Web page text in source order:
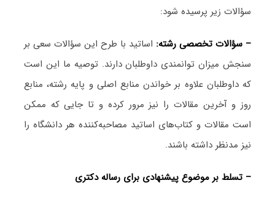
سؤالات زیر پرسیده شود:
– سؤالات تخصصی رشته: اساتید با طرح این سؤالات سعی بر
سنجش میزان توانمندی داوطلبان دارند. توصیه ما این است
که داوطلبان علاوه بر خواندن منابع اصلی و پایه رشته، منابع
روز و آخرین مقالات را نیز مرور کرده و تا جایی که ممکن
است مقالات و کتاب‌های اساتید مصاحبه‌کننده هر دانشگاه را
نیز مدنظر داشته باشند.
– تسلط بر موضوع پیشنهادی برای رساله دکتری